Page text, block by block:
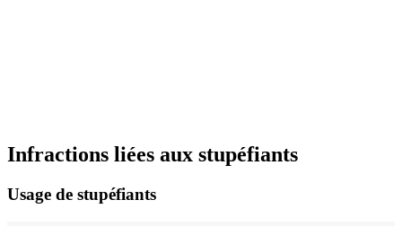
Infractions liées aux stupéfiants
Usage de stupéfiants